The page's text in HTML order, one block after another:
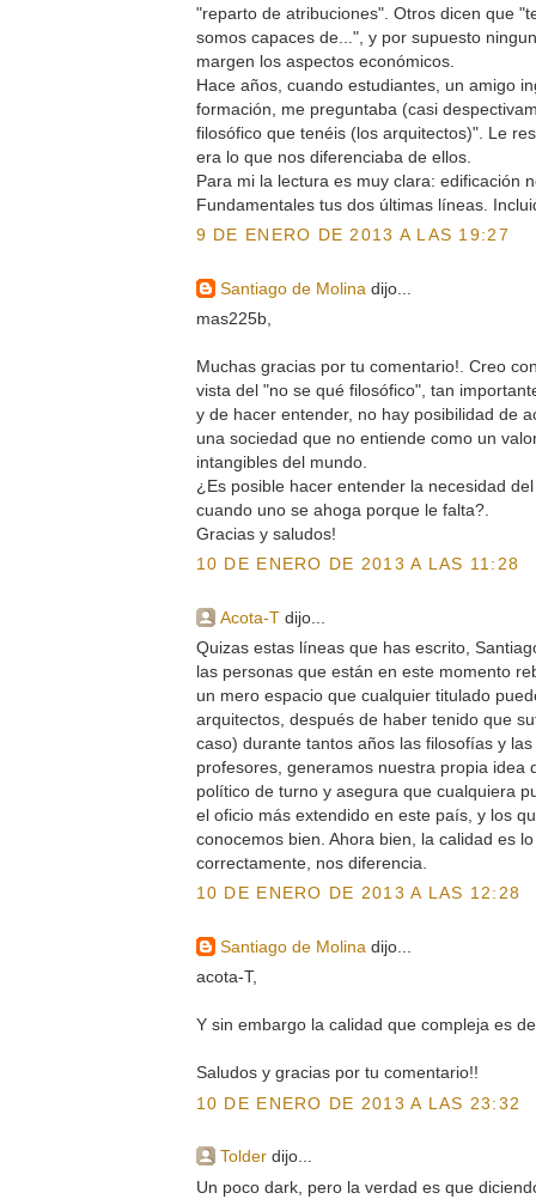
"reparto de atribuciones". Otros dicen que
somos capaces de...", y por supuesto
margen los aspectos económicos.
Hace años, cuando estudiantes, un amigo
formación, me preguntaba (casi
filosófico que tenéis (los arquitectos)". Le
era lo que nos diferenciaba de ellos.
Para mi la lectura es muy clara: edificación
Fundamentales tus dos últimas líneas.
9 DE ENERO DE 2013 A LAS 19:27
Santiago de Molina dijo...
mas225b,
Muchas gracias por tu comentario!. Creo
vista del "no se qué filosófico", tan
y de hacer entender, no hay posibilidad de
una sociedad que no entiende como un
intangibles del mundo.
¿Es posible hacer entender la necesidad
cuando uno se ahoga porque le falta?.
Gracias y saludos!
10 DE ENERO DE 2013 A LAS 11:28
Acota-Tdijo...
Quizas estas líneas que has escrito,
las personas que están en este momento
un mero espacio que cualquier titulado
arquitectos, después de haber tenido que
caso) durante tantos años las filosofías y
profesores, generamos nuestra propia idea
político de turno y asegura que cualquiera
el oficio más extendido en este país, y los
conocemos bien. Ahora bien, la calidad es
correctamente, nos diferencia.
10 DE ENERO DE 2013 A LAS 12:28
Santiago de Molina dijo...
acota-T,
Y sin embargo la calidad que compleja es
Saludos y gracias por tu comentario!!
10 DE ENERO DE 2013 A LAS 23:32
Tolderdijo...
Un poco dark, pero la verdad es que